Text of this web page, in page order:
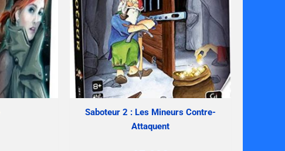
Saboteur 2 : Les Mineurs Contre-
Attaquent